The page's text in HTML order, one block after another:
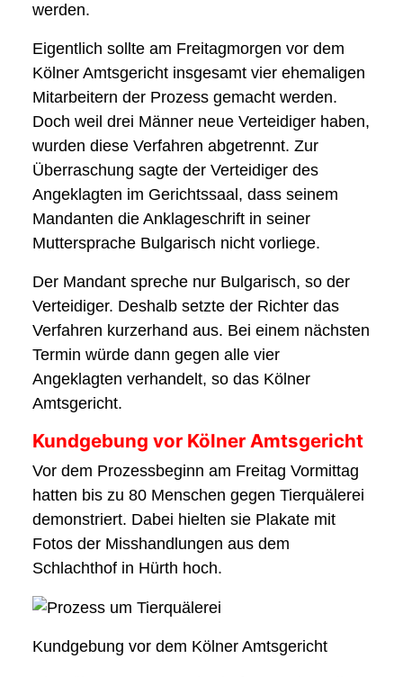
werden.
Eigentlich sollte am Freitagmorgen vor dem
Kölner Amtsgericht insgesamt vier ehemaligen
Mitarbeitern der Prozess gemacht werden.
Doch weil drei Männer neue Verteidiger haben,
wurden diese Verfahren abgetrennt. Zur
Überraschung sagte der Verteidiger des
Angeklagten im Gerichtssaal, dass seinem
Mandanten die Anklageschrift in seiner
Muttersprache Bulgarisch nicht vorliege.
Der Mandant spreche nur Bulgarisch, so der
Verteidiger. Deshalb setzte der Richter das
Verfahren kurzerhand aus. Bei einem nächsten
Termin würde dann gegen alle vier
Angeklagten verhandelt, so das Kölner
Amtsgericht.
Kundgebung vor Kölner Amtsgericht
Vor dem Prozessbeginn am Freitag Vormittag
hatten bis zu 80 Menschen gegen Tierquälerei
demonstriert. Dabei hielten sie Plakate mit
Fotos der Misshandlungen aus dem
Schlachthof in Hürth hoch.
Kundgebung vor dem Kölner Amtsgericht